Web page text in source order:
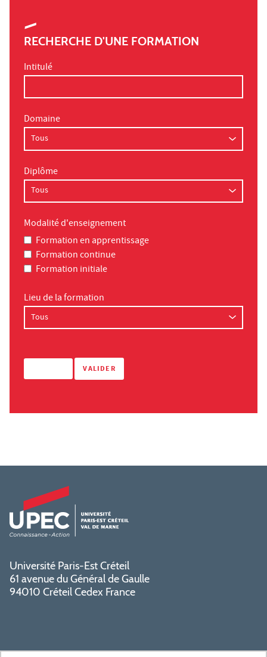
RECHERCHE D'UNE FORMATION
Intitulé
Domaine
Diplôme
Modalité d'enseignement
Formation en apprentissage
Formation continue
Formation initiale
Lieu de la formation
Université Paris-Est Créteil
61 avenue du Général de Gaulle
94010 Créteil Cedex France